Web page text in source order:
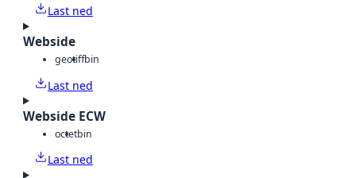
Last ned
Webside
geotiffbin
Last ned
Webside ECW
octetbin
Last ned